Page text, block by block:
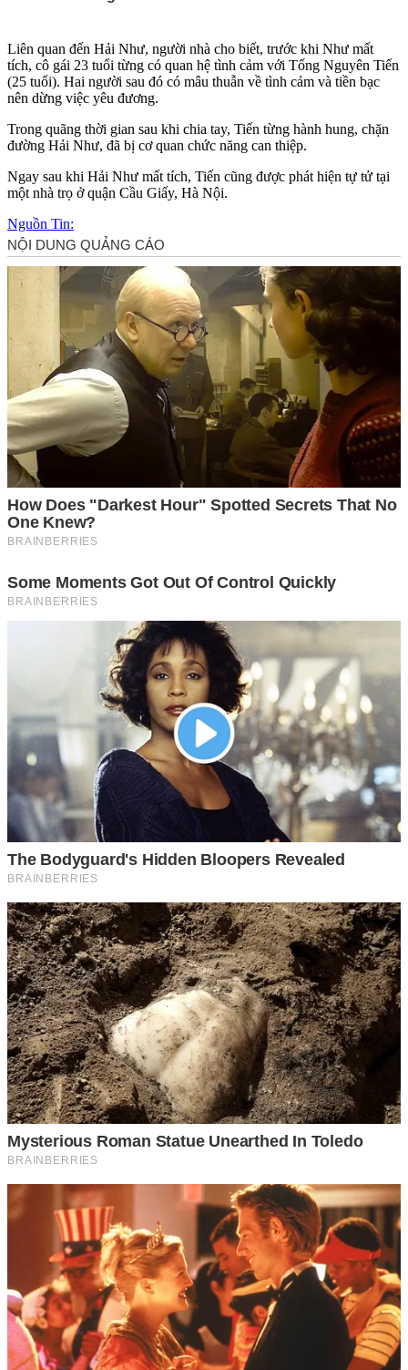
Liên quan đến Hải Như, người nhà cho biết, trước khi Như mất
tích, cô gái 23 tuổi từng có quan hệ tình cảm với Tống Nguyên Tiến
(25 tuổi). Hai người sau đó có mâu thuẫn về tình cảm và tiền bạc
nên dừng việc yêu đương.
Trong quãng thời gian sau khi chia tay, Tiến từng hành hung, chặn
đường Hải Như, đã bị cơ quan chức năng can thiệp.
Ngay sau khi Hải Như mất tích, Tiến cũng được phát hiện t‌ּự t‌ּử tại
một nhà trọ ở quận Cầu Giấy, Hà Nội.
Nguồn Tin: